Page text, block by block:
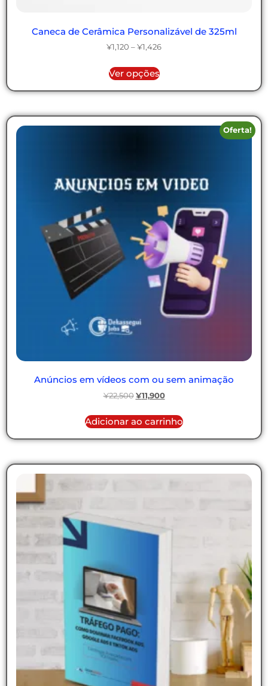
Caneca de Cerâmica Personalizável de 325ml
¥1,120 – ¥1,426
Ver opções
Oferta!
Anúncios em vídeos com ou sem animação
¥22,500 ¥11,900
Adicionar ao carrinho